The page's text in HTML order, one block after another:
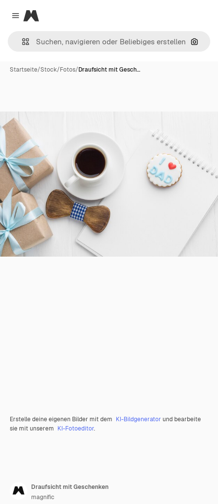
Close menu
Magnific
Nach
Startseite/Stock/Fotos/Draufsicht mit Gesch…
Erstelle deine eigenen Bilder mit dem KI-Bildgenerator und bearbeite
sie mit unserem KI-Fotoeditor.
Draufsicht mit Geschenken
magnific